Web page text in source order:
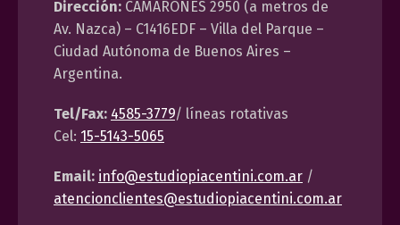
Dirección: CAMARONES 2950 (a metros de
Av. Nazca) – C1416EDF – Villa del Parque –
Ciudad Autónoma de Buenos Aires –
Argentina.
Tel/Fax: 4585-3779/ líneas rotativas
Cel: 15-5143-5065
Email: info@estudiopiacentini.com.ar /
atencionclientes@estudiopiacentini.com.ar